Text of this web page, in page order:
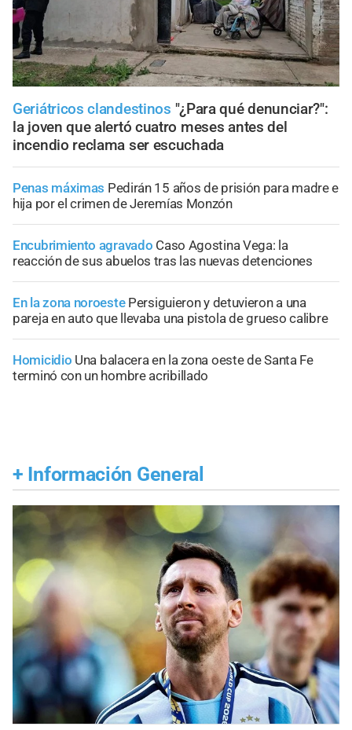
Geriátricos clandestinos "¿Para qué denunciar?":
la joven que alertó cuatro meses antes del
incendio reclama ser escuchada
Penas máximas Pedirán 15 años de prisión para madre e
hija por el crimen de Jeremías Monzón
Encubrimiento agravado Caso Agostina Vega: la
reacción de sus abuelos tras las nuevas detenciones
En la zona noroeste Persiguieron y detuvieron a una
pareja en auto que llevaba una pistola de grueso calibre
Homicidio Una balacera en la zona oeste de Santa Fe
terminó con un hombre acribillado
+ Información General